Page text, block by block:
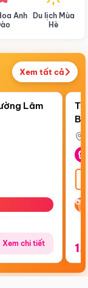
Anh
Du lịch Mùa
Hè
Xem tất cả
Điểm nổi bật
Lâm
Xem chi tiết